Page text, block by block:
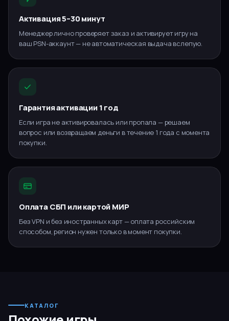
Активация 5–30 минут
Менеджер лично проверяет заказ и активирует игру на
ваш PSN-аккаунт — не автоматическая выдача вслепую.
Гарантия активации 1 год
Если игра не активировалась или пропала — решаем
вопрос или возвращаем деньги в течение 1 года с момента
покупки.
Оплата СБП или картой МИР
Без VPN и без иностранных карт — оплата российским
способом, регион нужен только в момент покупки.
КАТАЛОГ